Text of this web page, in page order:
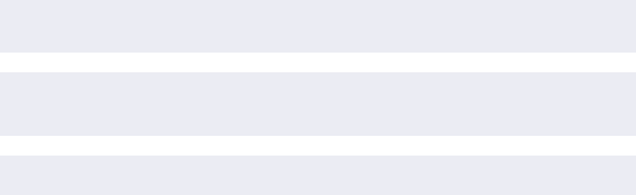
και Εκπαίδευση / Η Παιδαγωγική και Κοινωνική Διάσταση